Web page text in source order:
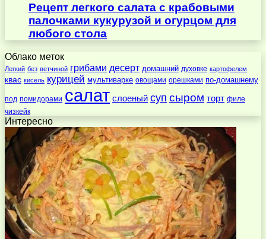
Рецепт легкого салата с крабовыми
палочками кукурузой и огурцом для
любого стола
Облако меток
Легкий без ветчиной грибами десерт домашний духовке картофелем
квас кисель курицей мультиварке овощами орешками по-домашнему
под помидорами салат слоеный суп сыром торт филе
чизкейк
Интересно